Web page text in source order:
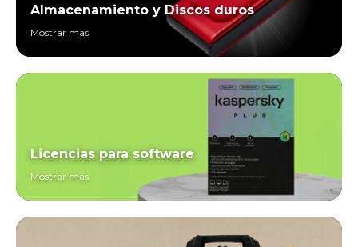
Almacenamiento y Discos duros
Mostrar más
Licencias para software
Mostrar más